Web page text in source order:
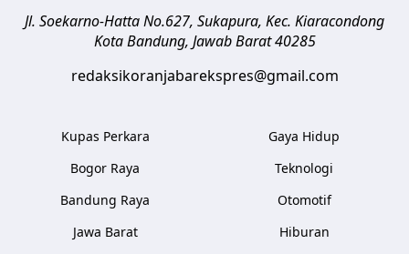
Jl. Soekarno-Hatta No.627, Sukapura, Kec. Kiaracondong
Kota Bandung, Jawab Barat 40285
redaksikoranjabarekspres@gmail.com
Kupas Perkara
Bogor Raya
Bandung Raya
Jawa Barat
Gaya Hidup
Teknologi
Otomotif
Hiburan